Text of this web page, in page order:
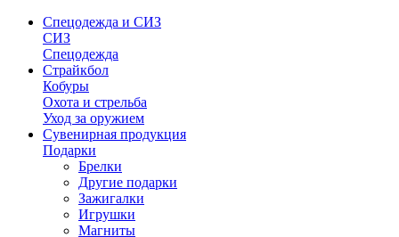
Спецодежда и СИЗ
СИЗ
Спецодежда
Страйкбол
Кобуры
Охота и стрельба
Уход за оружием
Сувенирная продукция
Подарки
Брелки
Другие подарки
Зажигалки
Игрушки
Магниты